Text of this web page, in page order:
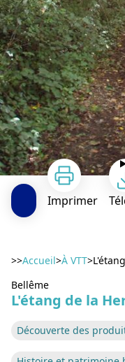
Imprimer
>>Accueil>À VTT>
Bellême
L'étang de la
Découverte des